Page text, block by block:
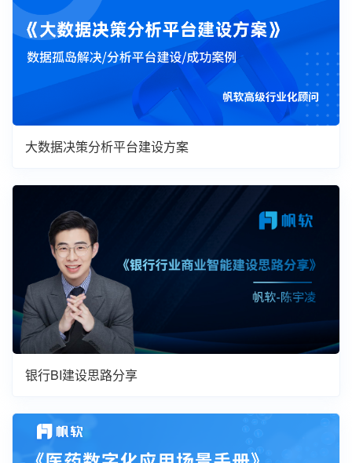
大数据决策分析平台建设方案
银行BI建设思路分享